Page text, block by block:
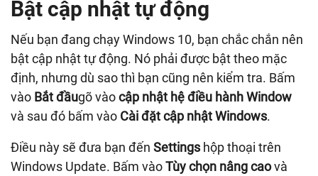
Bật cập nhật tự động
Nếu bạn đang chạy Windows 10, bạn chắc chắn nên
bật cập nhật tự động. Nó phải được bật theo mặc
định, nhưng dù sao thì bạn cũng nên kiểm tra. Bấm
vào Bắt đầugõ vàocập nhật hệ điều hành Window
và sau đó bấm vào Cài đặt cập nhật Windows.
Điều này sẽ đưa bạn đến Settings hộp thoại trên
Windows Update. Bấm vàoTùy chọn nâng caovà